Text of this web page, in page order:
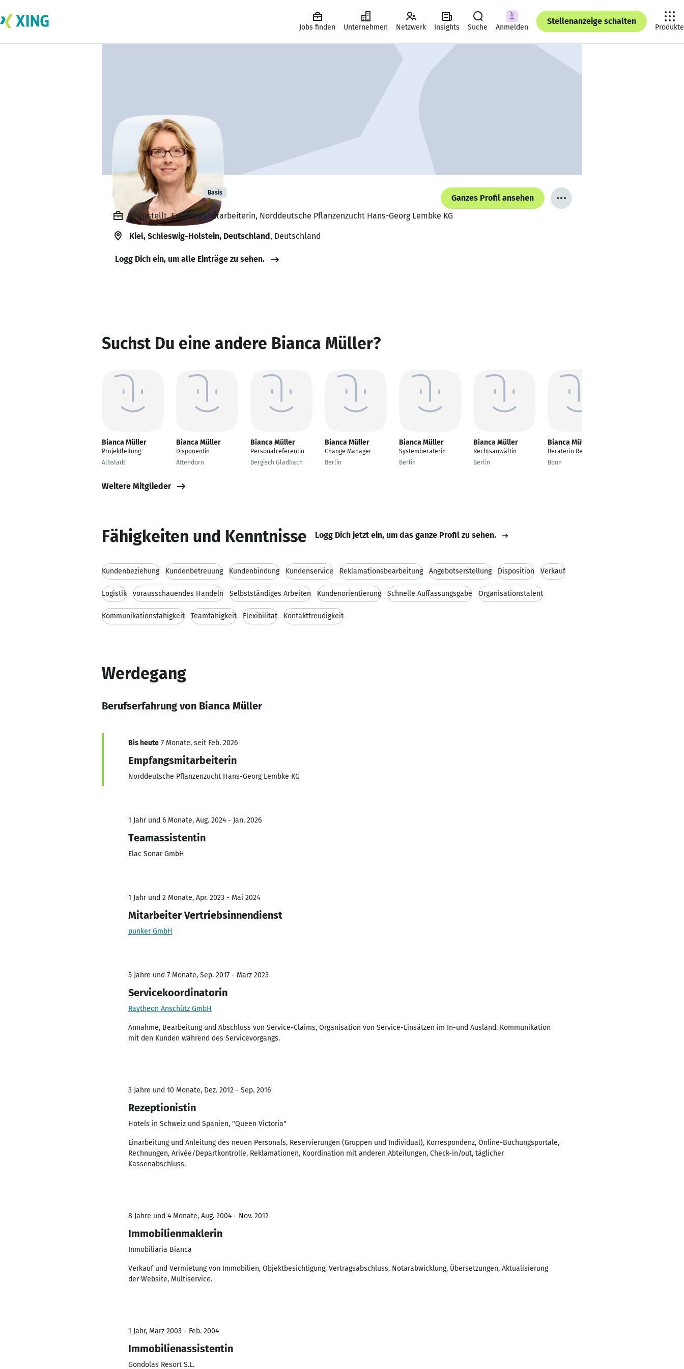
Jobs finden Unternehmen Netzwerk Insights Suche Anmelden
Stellenanzeige schalten
Produkte
Bianca Müller Basis
Ganzes Profil ansehen
Angestellt, Empfangsmitarbeiterin, Norddeutsche Pflanzenzucht Hans-Georg Lembke KG
Kiel, Schleswig-Holstein, Deutschland, Deutschland
Logg Dich ein, um alle Einträge zu sehen.
Suchst Du eine andere Bianca Müller?
Bianca Müller
Projektleitung
Albstadt
Bianca Müller
Disponentin
Attendorn
Bianca Müller
Personalreferentin
Bergisch Gladbach
Bianca Müller
Change Manager
Berlin
Bianca Müller
Systemberaterin
Berlin
Bianca Müller
Rechtsanwältin
Berlin
Bianca Müller
Beraterin Recruiting
Bonn
Weitere Mitglieder
Fähigkeiten und Kenntnisse Logg Dich jetzt ein, um das ganze Profil zu sehen.
Kundenbeziehung Kundenbetreuung Kundenbindung Kundenservice Reklamationsbearbeitung Angebotserstellung Disposition Verkauf
Logistik vorausschauendes Handeln Selbstständiges Arbeiten Kundenorientierung Schnelle Auffassungsgabe Organisationstalent
Kommunikationsfähigkeit Teamfähigkeit Flexibilität Kontaktfreudigkeit
Werdegang
Berufserfahrung von Bianca Müller
Bis heute 7 Monate, seit Feb. 2026
Empfangsmitarbeiterin
Norddeutsche Pflanzenzucht Hans-Georg Lembke KG
1 Jahr und 6 Monate, Aug. 2024 - Jan. 2026
Teamassistentin
Elac Sonar GmbH
1 Jahr und 2 Monate, Apr. 2023 - Mai 2024
Mitarbeiter Vertriebsinnendienst
punker GmbH
5 Jahre und 7 Monate, Sep. 2017 - März 2023
Servicekoordinatorin
Raytheon Anschütz GmbH
Annahme, Bearbeitung und Abschluss von Service-Claims, Organisation von Service-Einsätzen im In-und Ausland. Kommunikation
mit den Kunden während des Servicevorgangs.
3 Jahre und 10 Monate, Dez. 2012 - Sep. 2016
Rezeptionistin
Hotels in Schweiz und Spanien, "Queen Victoria"
Einarbeitung und Anleitung des neuen Personals, Reservierungen (Gruppen und Individual), Korrespondenz, Online-Buchungsportale,
Rechnungen, Arivée/Departkontrolle, Reklamationen, Koordination mit anderen Abteilungen, Check-in/out, täglicher
Kassenabschluss.
8 Jahre und 4 Monate, Aug. 2004 - Nov. 2012
Immobilienmaklerin
Inmobiliaria Bianca
Verkauf und Vermietung von Immobilien, Objektbesichtigung, Vertragsabschluss, Notarabwicklung, Übersetzungen, Aktualisierung
der Website, Multiservice.
1 Jahr, März 2003 - Feb. 2004
Immobilienassistentin
Gondolas Resort S.L.